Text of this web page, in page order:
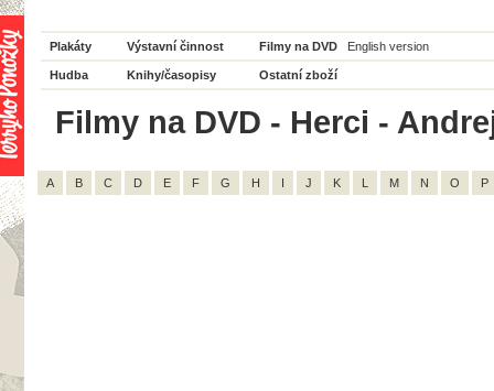
Plakáty Výstavní činnost Filmy na DVD English version
Hudba Knihy/časopisy Ostatní zboží
Filmy na DVD - Herci -
A B C D E F G H I J K L M N O P